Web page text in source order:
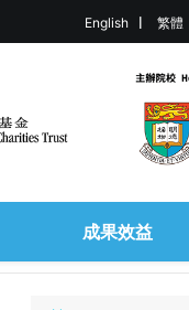
English 繁體
成果效益